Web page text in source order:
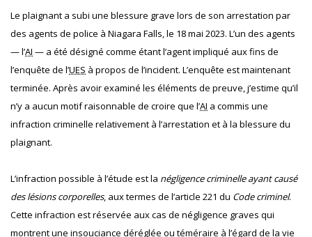
Le plaignant a subi une blessure grave lors de son arrestation par
des agents de police à Niagara Falls, le 18 mai 2023. L’un des agents
— l’AI — a été désigné comme étant l’agent impliqué aux fins de
l’enquête de l’UES à propos de l’incident. L’enquête est maintenant
terminée. Après avoir examiné les éléments de preuve, j’estime qu’il
n’y a aucun motif raisonnable de croire que l’AI a commis une
infraction criminelle relativement à l’arrestation et à la blessure du
plaignant.
L’infraction possible à l’étude est la négligence criminelle ayant causé
des lésions corporelles, aux termes de l’article 221 du Code criminel.
Cette infraction est réservée aux cas de négligence graves qui
montrent une insouciance déréglée ou téméraire à l’égard de la vie